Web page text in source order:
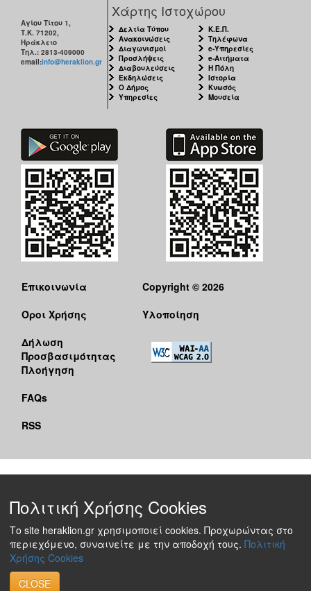
Αγίου Τίτου 1,
Τ.Κ. 71202,
Ηράκλειο
Τηλ.: 2813-409000
email:info@heraklion.gr
Χάρτης Ιστοχώρου
Δελτία Τύπου
Ανακοινώσεις
Διαγωνισμοί
Προσλήψεις
Διαβουλεύσεις
Εκδηλώσεις
Ο Δήμος
Υπηρεσίες
Κ.Ε.Π.
Τηλέφωνα
e-Υπηρεσίες
e-Αιτήματα
Η Πόλη
Ιστορία
Κνωσός
Μουσεία
Επικοινωνία
Όροι Χρήσης
Δήλωση
Προσβασιμότητας
Πλοήγηση
FAQs
RSS
Copyright © 2026
Υλοποίηση
Πολιτική Χρήσης Cookies
Το site heraklion.gr χρησιμοποιεί cookies. Προχωρώντας στο
περιεχόμενο, συναινείτε με την αποδοχή τους. Πολιτική
Χρήσης Cookies
CLOSE